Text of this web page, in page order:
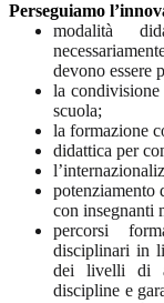
Perseguiamo
modalità
devono essere
la
scuola;
la formazione
didattica per
potenziamento
con insegnanti
percorsi
disciplinari in
dei livelli di
discipline e